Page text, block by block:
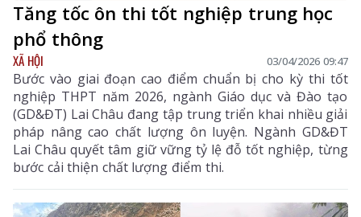
Tăng tốc ôn thi tốt nghiệp trung học
phổ thông
XÃ HỘI 03/04/2026 09:47
Bước vào giai đoạn cao điểm chuẩn bị cho kỳ thi tốt
nghiệp THPT năm 2026, ngành Giáo dục và Đào tạo
(GD&ĐT) Lai Châu đang tập trung triển khai nhiều giải
pháp nâng cao chất lượng ôn luyện. Ngành GD&ĐT
Lai Châu quyết tâm giữ vững tỷ lệ đỗ tốt nghiệp, từng
bước cải thiện chất lượng điểm thi.